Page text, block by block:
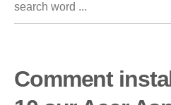
Comment